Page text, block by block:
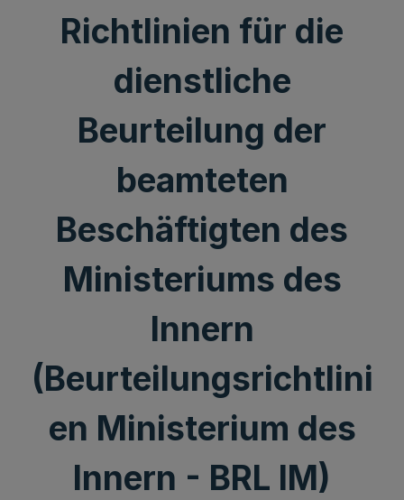
Richtlinien für die
dienstliche
Beurteilung der
beamteten
Beschäftigten des
Ministeriums des
Innern
(Beurteilungsrichtlini
en Ministerium des
Innern - BRL IM)